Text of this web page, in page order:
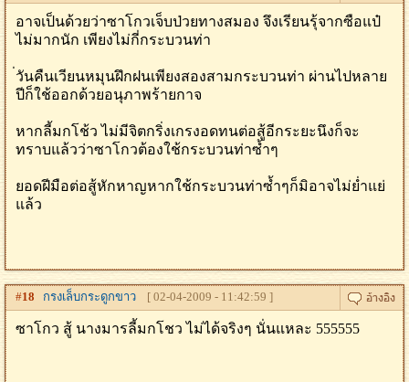
อาจเป็นด้วยว่าซาโกวเจ็บป่วยทางสมอง จึงเรียนรุ้จากซือแป๋
ไม่มากนัก เพียงไม่กี่กระบวนท่า
่วันคืนเวียนหมุนฝึกฝนเพียงสองสามกระบวนท่า ผ่านไปหลาย
ปีก็ใช้ออกด้วยอนุภาพร้ายกาจ
หากลี้มกโช้ว ไม่มีจิตกริ่งเกรงอดทนต่อสู้อีกระยะนึงก็จะ
ทราบแล้วว่าซาโกวต้องใช้กระบวนท่าซ้ำๆ
ยอดฝีมือต่อสู้หักหาญหากใช้กระบวนท่าซ้ำๆก็มิอาจไม่ย่ำแย่
แล้ว
#18 กรงเล็บกระดูกขาว [ 02-04-2009 - 11:42:59 ]
ซาโกว สู้ นางมารลี้มกโชว ไม่ได้จริงๆ นั่นแหละ 555555